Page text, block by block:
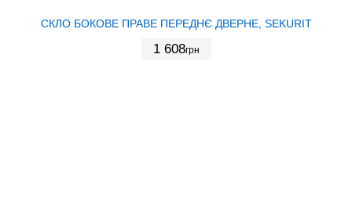
СКЛО БОКОВЕ ПРАВЕ ПЕРЕДНЄ ДВЕРНЕ, SEKURIT
1 608грн